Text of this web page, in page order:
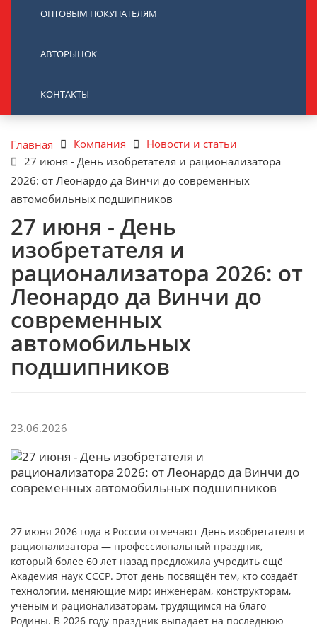
ОПТОВЫМ ПОКУПАТЕЛЯМ
АВТОРЫНОК
КОНТАКТЫ
Главная Компания
Новости и статьи
27 июня - День изобретателя и рационализатора
2026: от Леонардо да Винчи до современных
автомобильных подшипников
27 июня - День
изобретателя и
рационализатора 2026: от
Леонардо да Винчи до
современных
автомобильных
подшипников
23.06.2026
27 июня 2026 года в России отмечают День изобретателя и
рационализатора — профессиональный праздник,
который более 60 лет назад предложила учредить ещё
Академия наук СССР. Этот день посвящён тем, кто создаёт
технологии, меняющие мир: инженерам, конструкторам,
учёным и рационализаторам, трудящимся на благо
Родины. В 2026 году праздник выпадает на последнюю